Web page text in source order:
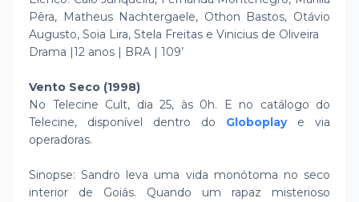
Pêra, Matheus Nachtergaele, Othon Bastos, Otávio
Augusto, Soia Lira, Stela Freitas e Vinicius de Oliveira
Drama |12 anos | BRA | 109’
Vento Seco (1998)
No Telecine Cult, dia 25, às 0h. E no catálogo do
Telecine, disponível dentro do Globoplaye via
operadoras.
Sinopse: Sandro leva uma vida monótoma no seco
interior de Goiás. Quando um rapaz misterioso